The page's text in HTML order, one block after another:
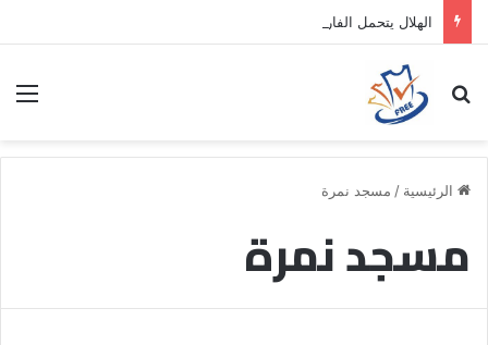
بحث عن
الرئيسية / مسجد نمرة
مسجد نمرة